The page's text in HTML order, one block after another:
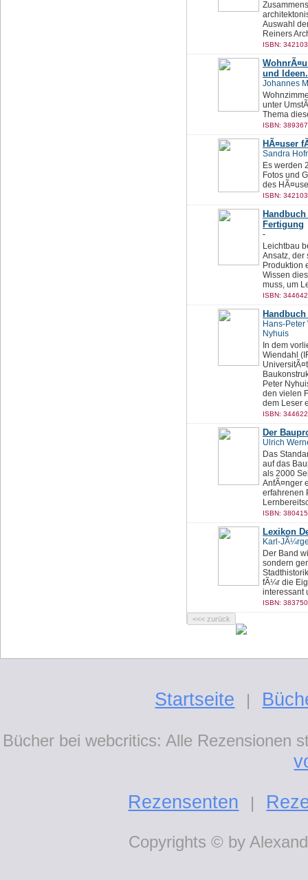
Auswahl
Reiners
ISBN:
und
Johannes
unter
Thema
ISBN:
HÃ¤user
Sandra
Es werden
Fotos und
des
ISBN:
Fertigung
-
Leichtbau
Ansatz, der
Produktion
Wissen
muss, um
ISBN:
Hans-
Nyhuis
In dem
Wiendahl
Peter
den vielen
dem Leser
ISBN:
Der
Ulrich
Das
auf das
als 2000
AnfÃ¤nger
erfahrenen
ISBN:
Lexikon
Karl-
Der Band
sondern
fÃ¼r die
interessant
ISBN:
Startseite |
Bücher bei webcritics: Alle Rezensionen
Rezensenten
|
Copyrights © by